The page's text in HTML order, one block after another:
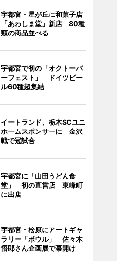
宇都宮・星が丘に和菓子店
「あわしま堂」新店 80種
類の商品並べる
宇都宮で初の「オクトーバ
ーフェスト」 ドイツビー
ル60種超集結
イートランド、栃木SCユニ
ホームスポンサーに 金沢
戦で冠試合
宇都宮に「山田うどん食
堂」 初の直営店 東峰町
に出店
宇都宮・松原にアートギャ
ラリー「ボウル」 佐々木
悟郎さん企画展で幕開け